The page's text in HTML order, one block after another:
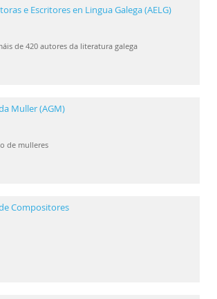
e Escritores en Lingua Galega (AELG)
de 420 autores da literatura galega
Muller (AGM)
de mulleres
Compositores